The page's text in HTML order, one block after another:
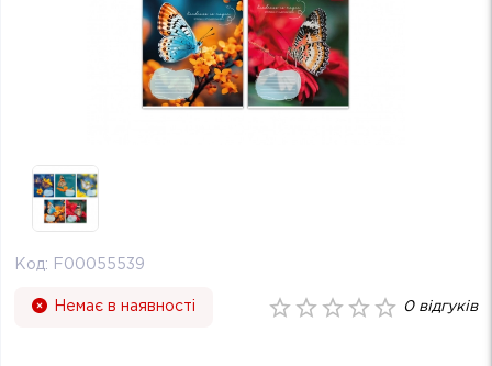
Код: F00055539
Немає в наявності 0відгуків